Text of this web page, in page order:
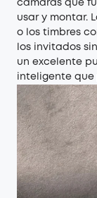
cámaras que
usar y montar.
o
los timbres
los invitados
un excelente
inteligente que